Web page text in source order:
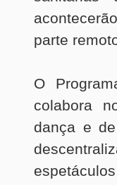
parte
O
colabora
dança e